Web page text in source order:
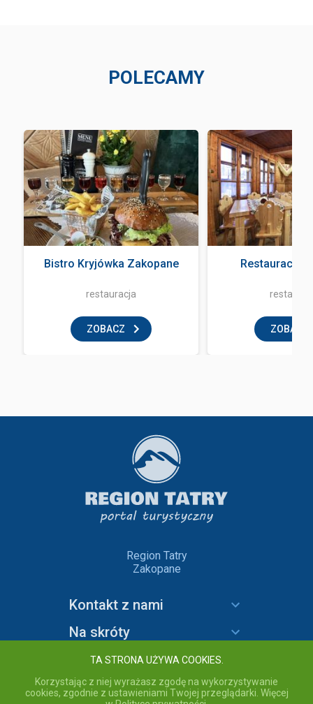
POLECAMY
Bistro Kryjówka Zakopane
restauracja
ZOBACZ
Restauracja
ZOBACZ
Region Tatry
Zakopane
Kontakt z nami
Na skróty
Informacje
TA STRONA UŻYWA COOKIES.
Korzystając z niej wyrażasz zgodę na wykorzystywanie
cookies, zgodnie z ustawieniami Twojej przeglądarki. Więcej